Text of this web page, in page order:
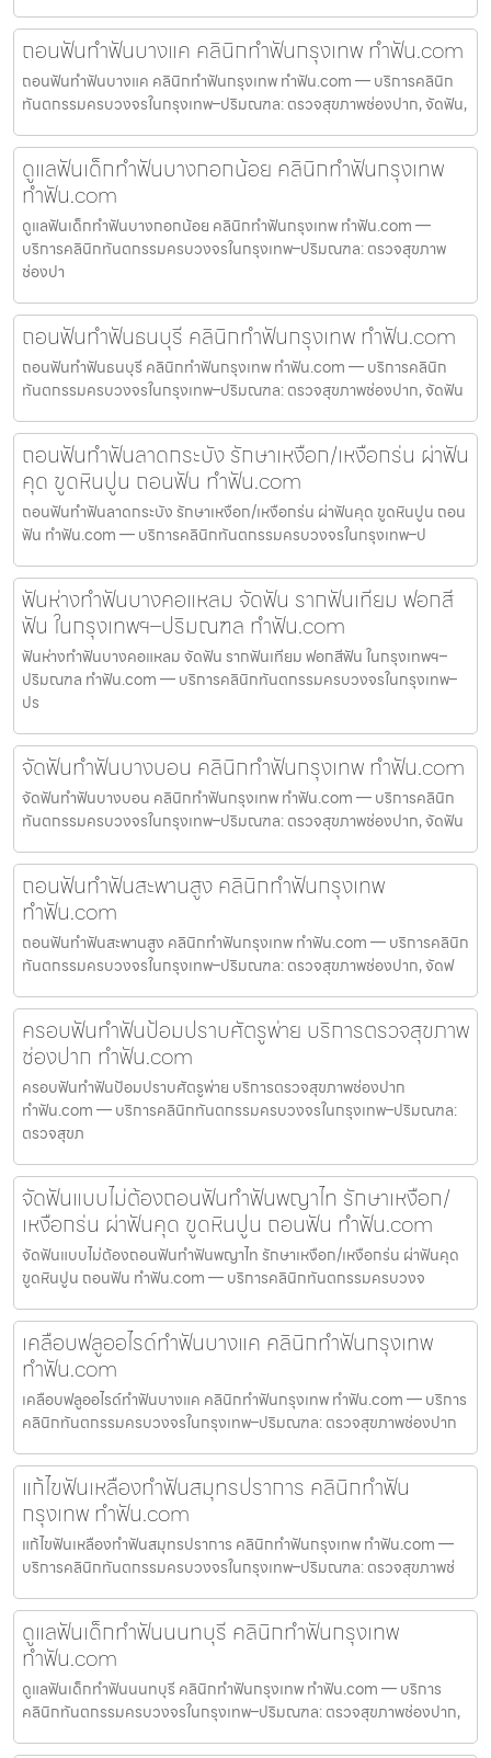
ถอนฟันทำฟันบางแค คลินิกทำฟันกรุงเทพ ทำฟัน.com
ถอนฟันทำฟันบางแค คลินิกทำฟันกรุงเทพ ทำฟัน.com — บริการคลินิก
ทันตกรรมครบวงจรในกรุงเทพ–ปริมณฑล: ตรวจสุขภาพช่องปาก, จัดฟัน,
ดูแลฟันเด็กทำฟันบางกอกน้อย คลินิกทำฟันกรุงเทพ
ทำฟัน.com
ดูแลฟันเด็กทำฟันบางกอกน้อย คลินิกทำฟันกรุงเทพ ทำฟัน.com —
บริการคลินิกทันตกรรมครบวงจรในกรุงเทพ–ปริมณฑล: ตรวจสุขภาพ
ช่องปา
ถอนฟันทำฟันธนบุรี คลินิกทำฟันกรุงเทพ ทำฟัน.com
ถอนฟันทำฟันธนบุรี คลินิกทำฟันกรุงเทพ ทำฟัน.com — บริการคลินิก
ทันตกรรมครบวงจรในกรุงเทพ–ปริมณฑล: ตรวจสุขภาพช่องปาก, จัดฟัน
ถอนฟันทำฟันลาดกระบัง รักษาเหงือก/เหงือกร่น ผ่าฟัน
คุด ขูดหินปูน ถอนฟัน ทำฟัน.com
ถอนฟันทำฟันลาดกระบัง รักษาเหงือก/เหงือกร่น ผ่าฟันคุด ขูดหินปูน ถอน
ฟัน ทำฟัน.com — บริการคลินิกทันตกรรมครบวงจรในกรุงเทพ–ป
ฟันห่างทำฟันบางคอแหลม จัดฟัน รากฟันเทียม ฟอกสี
ฟัน ในกรุงเทพฯ–ปริมณฑล ทำฟัน.com
ฟันห่างทำฟันบางคอแหลม จัดฟัน รากฟันเทียม ฟอกสีฟัน ในกรุงเทพฯ–
ปริมณฑล ทำฟัน.com — บริการคลินิกทันตกรรมครบวงจรในกรุงเทพ–
ปร
จัดฟันทำฟันบางบอน คลินิกทำฟันกรุงเทพ ทำฟัน.com
จัดฟันทำฟันบางบอน คลินิกทำฟันกรุงเทพ ทำฟัน.com — บริการคลินิก
ทันตกรรมครบวงจรในกรุงเทพ–ปริมณฑล: ตรวจสุขภาพช่องปาก, จัดฟัน
ถอนฟันทำฟันสะพานสูง คลินิกทำฟันกรุงเทพ
ทำฟัน.com
ถอนฟันทำฟันสะพานสูง คลินิกทำฟันกรุงเทพ ทำฟัน.com — บริการคลินิก
ทันตกรรมครบวงจรในกรุงเทพ–ปริมณฑล: ตรวจสุขภาพช่องปาก, จัดฟ
ครอบฟันทำฟันป้อมปราบศัตรูพ่าย บริการตรวจสุขภาพ
ช่องปาก ทำฟัน.com
ครอบฟันทำฟันป้อมปราบศัตรูพ่าย บริการตรวจสุขภาพช่องปาก
ทำฟัน.com — บริการคลินิกทันตกรรมครบวงจรในกรุงเทพ–ปริมณฑล:
ตรวจสุขภ
จัดฟันแบบไม่ต้องถอนฟันทำฟันพญาไท รักษาเหงือก/
เหงือกร่น ผ่าฟันคุด ขูดหินปูน ถอนฟัน ทำฟัน.com
จัดฟันแบบไม่ต้องถอนฟันทำฟันพญาไท รักษาเหงือก/เหงือกร่น ผ่าฟันคุด
ขูดหินปูน ถอนฟัน ทำฟัน.com — บริการคลินิกทันตกรรมครบวงจ
เคลือบฟลูออไรด์ทำฟันบางแค คลินิกทำฟันกรุงเทพ
ทำฟัน.com
เคลือบฟลูออไรด์ทำฟันบางแค คลินิกทำฟันกรุงเทพ ทำฟัน.com — บริการ
คลินิกทันตกรรมครบวงจรในกรุงเทพ–ปริมณฑล: ตรวจสุขภาพช่องปาก
แก้ไขฟันเหลืองทำฟันสมุทรปราการ คลินิกทำฟัน
กรุงเทพ ทำฟัน.com
แก้ไขฟันเหลืองทำฟันสมุทรปราการ คลินิกทำฟันกรุงเทพ ทำฟัน.com —
บริการคลินิกทันตกรรมครบวงจรในกรุงเทพ–ปริมณฑล: ตรวจสุขภาพช่
ดูแลฟันเด็กทำฟันนนทบุรี คลินิกทำฟันกรุงเทพ
ทำฟัน.com
ดูแลฟันเด็กทำฟันนนทบุรี คลินิกทำฟันกรุงเทพ ทำฟัน.com — บริการ
คลินิกทันตกรรมครบวงจรในกรุงเทพ–ปริมณฑล: ตรวจสุขภาพช่องปาก,